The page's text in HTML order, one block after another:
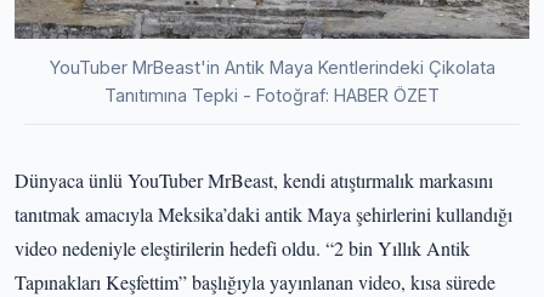
YouTuber MrBeast'in Antik Maya Kentlerindeki Çikolata
Tanıtımına Tepki - Fotoğraf: HABER ÖZET
Dünyaca ünlü YouTuber MrBeast, kendi atıştırmalık markasını
tanıtmak amacıyla Meksika’daki antik Maya şehirlerini kullandığı
video nedeniyle eleştirilerin hedefi oldu. “2 bin Yıllık Antik
Tapınakları Keşfettim” başlığıyla yayınlanan video, kısa sürede